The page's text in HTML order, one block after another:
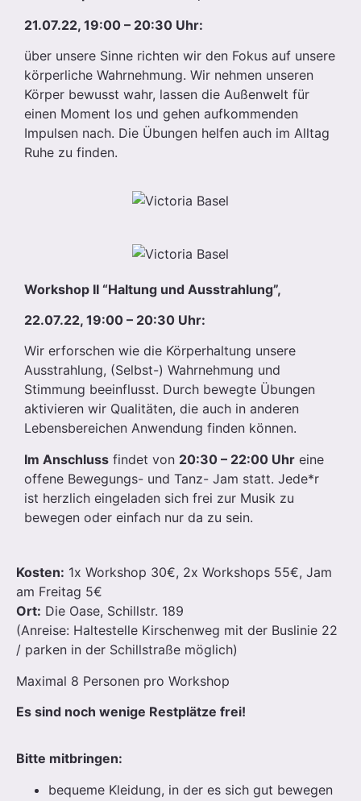
21.07.22, 19:00 – 20:30 Uhr:
über unsere Sinne richten wir den Fokus auf unsere
körperliche Wahrnehmung. Wir nehmen unseren
Körper bewusst wahr, lassen die Außenwelt für
einen Moment los und gehen aufkommenden
Impulsen nach. Die Übungen helfen auch im Alltag
Ruhe zu finden.
Workshop II “Haltung und Ausstrahlung”,
22.07.22, 19:00 – 20:30 Uhr:
Wir erforschen wie die Körperhaltung unsere
Ausstrahlung, (Selbst-) Wahrnehmung und
Stimmung beeinflusst. Durch bewegte Übungen
aktivieren wir Qualitäten, die auch in anderen
Lebensbereichen Anwendung finden können.
Im Anschluss findet von 20:30 – 22:00 Uhr eine
offene Bewegungs- und Tanz- Jam statt. Jede*r
ist herzlich eingeladen sich frei zur Musik zu
bewegen oder einfach nur da zu sein.
Kosten: 1x Workshop 30€, 2x Workshops 55€, Jam
am Freitag 5€
Ort: Die Oase, Schillstr. 189
(Anreise: Haltestelle Kirschenweg mit der Buslinie 22
/ parken in der Schillstraße möglich)
Maximal 8 Personen pro Workshop
Es sind noch wenige Restplätze frei!
Bitte mitbringen:
bequeme Kleidung, in der es sich gut bewegen